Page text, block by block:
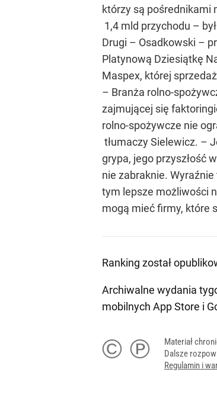
którzy są pośrednikami
1,4 mld przychodu –
Drugi – Osadkowski –
Platynową Dziesiątkę
Maspex, której
– Branża rolno-
zajmującej się
rolno-spożywcze nie
tłumaczy Sielewicz. –
grypa, jego przyszłość
nie zabraknie.
tym lepsze możliwości
mogą mieć firmy, które
Ranking został
Archiwalne wydania
mobilnych App Store i
© ℗
Materiał
Dalsze
Regulamin i